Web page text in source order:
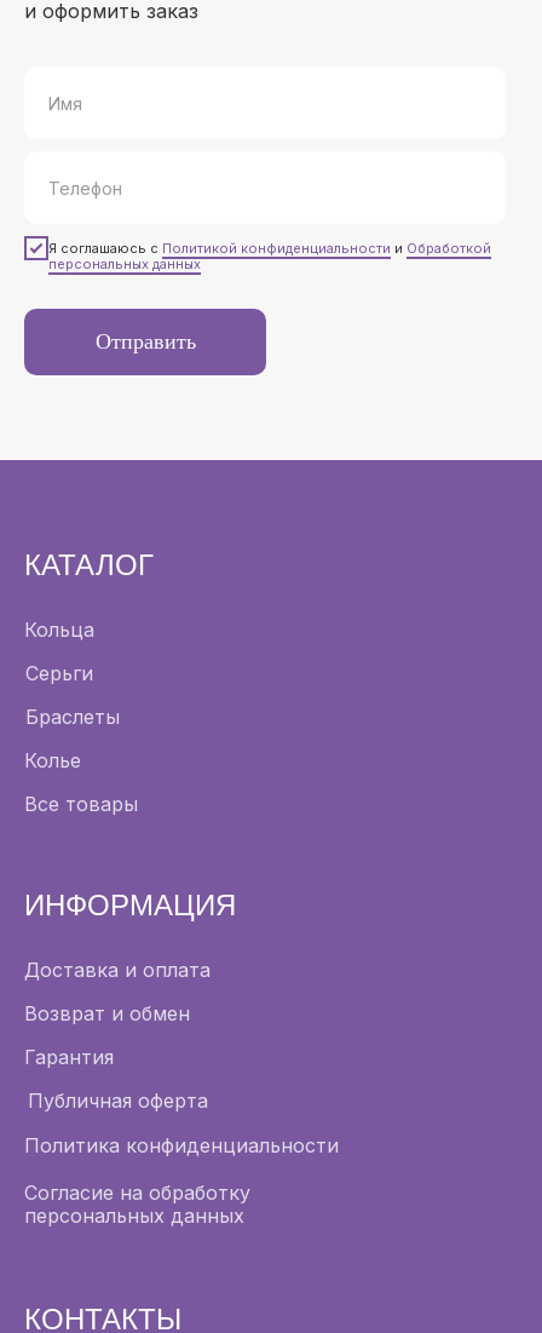
Я соглашаюсь с Политикой конфиденциальности и Обработкой
персональных данных
Отправить
и оформить заказ
КАТАЛОГ
Кольца
Серьги
Браслеты
Колье
Доставка и оплата
Возврат и обмен
Публичная оферта
Согласие на обработку
персональных данных
Политика конфиденциальности
ИНФОРМАЦИЯ
КОНТАКТЫ
Гарантия
Все товары